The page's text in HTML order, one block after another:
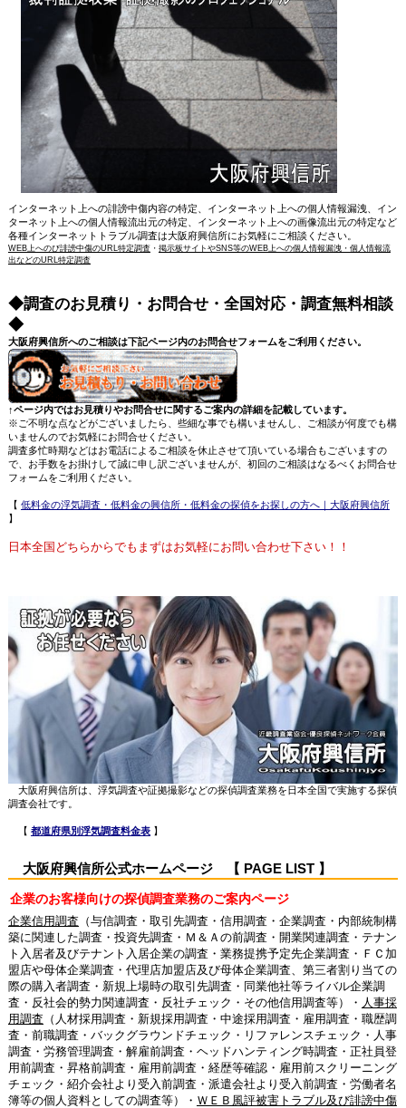
インターネット上への誹謗中傷内容の特定、インターネット上への個人情報漏洩、イン
ターネット上への個人情報流出元の特定、インターネット上への画像流出元の特定など
各種インターネットトラブル調査は大阪府興信所にお気軽にご相談ください。
WEB上へのび誹謗中傷のURL特定調査・ 掲示板サイトやSNS等のWEB上への個人情報漏洩・個人情報流
出などのURL特定調査
◆調査のお見積り・お問合せ・全国対応・調査無料相談
◆
大阪府興信所へのご相談は下記ページ内のお問合せフォームをご利用ください。
↑ページ内ではお見積りやお問合せに関するご案内の詳細を記載しています。
※ご不明な点などがございましたら、些細な事でも構いませんし、ご相談が何度でも構
いませんのでお気軽にお問合せください。
調査多忙時期などはお電話によるご相談を休止させて頂いている場合もございますの
で、お手数をお掛けして誠に申し訳ございませんが、初回のご相談はなるべくお問合せ
フォームをご利用ください。
【 低料金の浮気調査・低料金の興信所・低料金の探偵をお探しの方へ｜大阪府興信所
】
日本全国どちらからでもまずはお気軽にお問い合わせ下さい！！
大阪府興信所は、浮気調査や証拠撮影などの探偵調査業務を日本全国で実施する探偵
調査会社です。
【 都道府県別浮気調査料金表】
大阪府興信所公式ホームページ 【 PAGE LIST 】
企業のお客様向けの探偵調査業務のご案内ページ
企業信用調査 （与信調査・取引先調査・信用調査・企業調査・内部統制構
築に関連した調査・投資先調査・Ｍ＆Ａの前調査・開業関連調査・テナン
ト入居者及びテナント入居企業の調査・業務提携予定先企業調査・ＦＣ加
盟店や母体企業調査・代理店加盟店及び母体企業調査、第三者割り当ての
際の購入者調査・新規上場時の取引先調査・同業他社等ライバル企業調
査・反社会的勢力関連調査・反社チェック・その他信用調査等）・ 人事採
用調査 （人材採用調査・新規採用調査・中途採用調査・雇用調査・職歴調
査・前職調査・バックグラウンドチェック・リファレンスチェック・人事
調査・労務管理調査・解雇前調査・ヘッドハンティング時調査・正社員登
用前調査・昇格前調査・雇用前調査・経歴等確認・雇用前スクリーニング
チェック・紹介会社より受入前調査・派遣会社より受入前調査・労働者名
簿等の個人資料としての調査等）・ ＷＥＢ風評被害トラブル及び誹謗中傷